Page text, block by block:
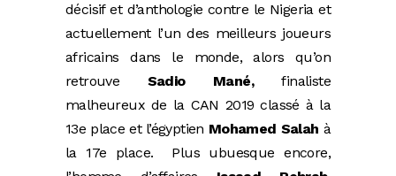
décisif et d’anthologie contre le Nigeria et
actuellement l’un des meilleurs joueurs
africains dans le monde, alors qu’on
retrouve Sadio Mané,finaliste
malheureux de la CAN 2019 classé à la
13e place et l’égyptien Mohamed Salah à
la 17e place. Plus ubuesque encore,